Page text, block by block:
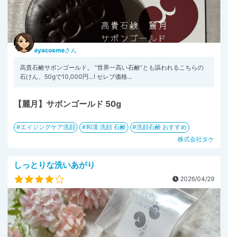
ayacosmeさん
高貴石鹸サボンゴールド。 “世界一高い石鹸”とも謳われるこちらの
石けん、50gで10,000円…! セレブ価格...
【麗月】サボンゴールド 50g
エイジングケア洗顔 和漢 洗顔 石鹸
洗顔石鹸 おすすめ
株式会社タケ
しっとりな洗いあがり
2026/04/29